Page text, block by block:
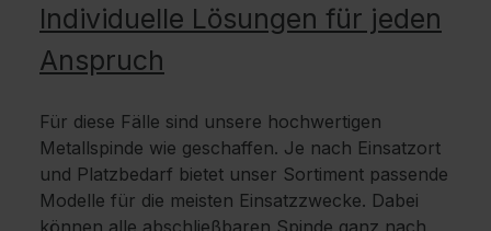
Individuelle Lösungen für jeden
Anspruch
Für diese Fälle sind unsere hochwertigen
Metallspinde wie geschaffen. Je nach Einsatzort
und Platzbedarf bietet unser Sortiment passende
Modelle für die meisten Einsatzzwecke. Dabei
können alle abschließbaren Spinde ganz nach